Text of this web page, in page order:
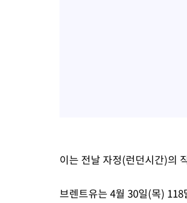
이는 전날 자정(런던시간)의
브렌트유는 4월 30일(목)